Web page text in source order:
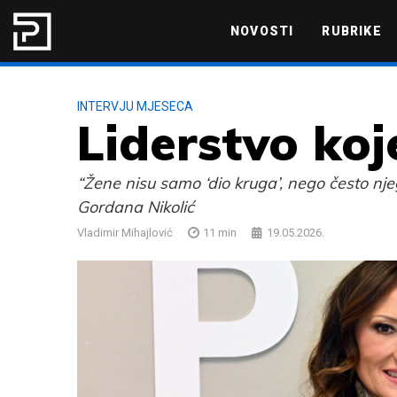
Skip to content NOVOSTI RUBRIKE
INTERVJU MJESECA
Liderstvo
“Žene nisu samo ‘dio kruga’, nego često
Gordana Nikolić
Vladimir Mihajlović 11 min 19.05.2026.